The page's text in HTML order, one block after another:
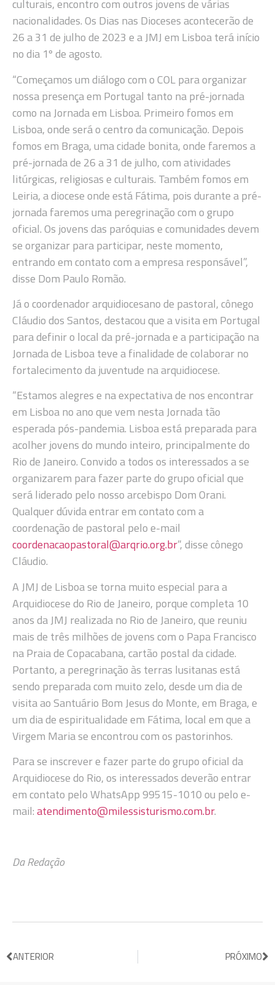
culturais, encontro com outros jovens de várias
nacionalidades. Os Dias nas Dioceses acontecerão de
26 a 31 de julho de 2023 e a JMJ em Lisboa terá início
no dia 1º de agosto.
“Começamos um diálogo com o COL para organizar
nossa presença em Portugal tanto na pré-jornada
como na Jornada em Lisboa. Primeiro fomos em
Lisboa, onde será o centro da comunicação. Depois
fomos em Braga, uma cidade bonita, onde faremos a
pré-jornada de 26 a 31 de julho, com atividades
litúrgicas, religiosas e culturais. Também fomos em
Leiria, a diocese onde está Fátima, pois durante a pré-
jornada faremos uma peregrinação com o grupo
oficial. Os jovens das paróquias e comunidades devem
se organizar para participar, neste momento,
entrando em contato com a empresa responsável”,
disse Dom Paulo Romão.
Já o coordenador arquidiocesano de pastoral, cônego
Cláudio dos Santos, destacou que a visita em Portugal
para definir o local da pré-jornada e a participação na
Jornada de Lisboa teve a finalidade de colaborar no
fortalecimento da juventude na arquidiocese.
“Estamos alegres e na expectativa de nos encontrar
em Lisboa no ano que vem nesta Jornada tão
esperada pós-pandemia. Lisboa está preparada para
acolher jovens do mundo inteiro, principalmente do
Rio de Janeiro. Convido a todos os interessados a se
organizarem para fazer parte do grupo oficial que
será liderado pelo nosso arcebispo Dom Orani.
Qualquer dúvida entrar em contato com a
coordenação de pastoral pelo e-mail
coordenacaopastoral@arqrio.org.br”, disse cônego
Cláudio.
A JMJ de Lisboa se torna muito especial para a
Arquidiocese do Rio de Janeiro, porque completa 10
anos da JMJ realizada no Rio de Janeiro, que reuniu
mais de três milhões de jovens com o Papa Francisco
na Praia de Copacabana, cartão postal da cidade.
Portanto, a peregrinação às terras lusitanas está
sendo preparada com muito zelo, desde um dia de
visita ao Santuário Bom Jesus do Monte, em Braga, e
um dia de espiritualidade em Fátima, local em que a
Virgem Maria se encontrou com os pastorinhos.
Para se inscrever e fazer parte do grupo oficial da
Arquidiocese do Rio, os interessados deverão entrar
em contato pelo WhatsApp 99515-1010 ou pelo e-
mail:atendimento@milessisturismo.com.br.
Da Redação
ANTERIOR PRÓXIMO